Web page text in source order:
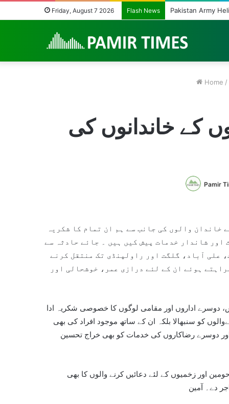
Friday, August 7 2026 Flash News Pakistan Army
Home /
کے خاندانوں کی
Pamir
خاندان والوں کی جانب سے ہم ان تمام کا شکریہ
اور شاندار خدمات پیش کیں ہیں ۔ جائے حادثہ سے
علی آباد، گلگت اور راولپنڈی تک منتقل کرنے
ہوئے ان کے لئے درازی عمر، خوشحالی اور
دوسرے اداروں اور مقامی لوگوں کا خصوصی شکریہ ادا
کو سنبھالا بلکہ ان کے ساتھ موجود افراد کی بھی
دوسرے رضاکاروں کی خدمات کو بھی خراج تحسین
اور زخمیوں کے لئے دعائیں کرنے والوں کا بھی
دے۔ آمین